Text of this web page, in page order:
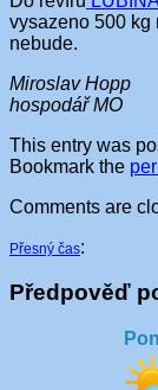
vysazeno 500 kg
nebude.
Miroslav Hopp
hospodář MO
This entry was
Bookmark the
Comments are
Přesný čas:
Předpověď